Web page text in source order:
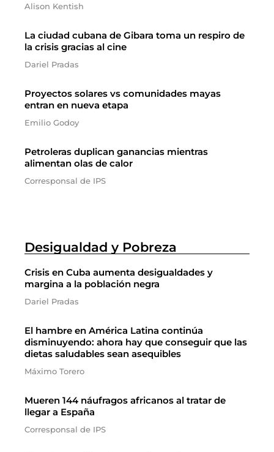
Alison Kentish
La ciudad cubana de Gibara toma un respiro de
la crisis gracias al cine
Dariel Pradas
Proyectos solares vs comunidades mayas
entran en nueva etapa
Emilio Godoy
Petroleras duplican ganancias mientras
alimentan olas de calor
Corresponsal de IPS
Desigualdad y Pobreza
Crisis en Cuba aumenta desigualdades y
margina a la población negra
Dariel Pradas
El hambre en América Latina continúa
disminuyendo: ahora hay que conseguir que las
dietas saludables sean asequibles
Máximo Torero
Mueren 144 náufragos africanos al tratar de
llegar a España
Corresponsal de IPS